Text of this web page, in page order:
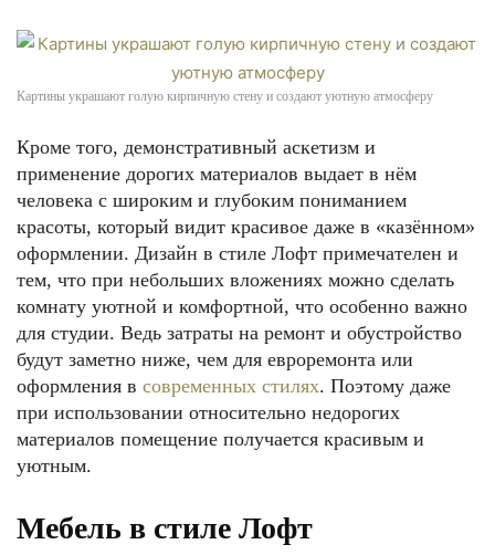
Картины украшают голую кирпичную стену и создают уютную атмосферу
Кроме того, демонстративный аскетизм и
применение дорогих материалов выдает в нём
человека с широким и глубоким пониманием
красоты, который видит красивое даже в «казённом»
оформлении. Дизайн в стиле Лофт примечателен и
тем, что при небольших вложениях можно сделать
комнату уютной и комфортной, что особенно важно
для студии. Ведь затраты на ремонт и обустройство
будут заметно ниже, чем для евроремонта или
оформления в современных стилях. Поэтому даже
при использовании относительно недорогих
материалов помещение получается красивым и
уютным.
Мебель в стиле Лофт